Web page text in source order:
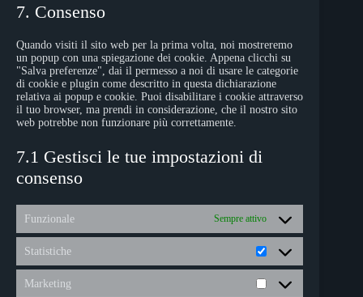
7. Consenso
Quando visiti il sito web per la prima volta, noi mostreremo
un popup con una spiegazione dei cookie. Appena clicchi su
"Salva preferenze", dai il permesso a noi di usare le categorie
di cookie e plugin come descritto in questa dichiarazione
relativa ai popup e cookie. Puoi disabilitare i cookie attraverso
il tuo browser, ma prendi in considerazione, che il nostro sito
web potrebbe non funzionare più correttamente.
7.1 Gestisci le tue impostazioni di
consenso
Funzionale Sempre attivo
Statistiche Statistiche
Marketing Marketing